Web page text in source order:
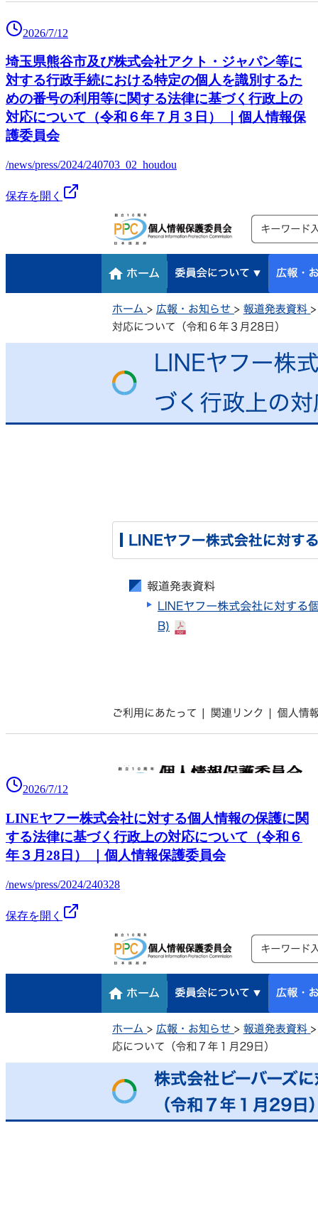
2026/7/12
埼玉県熊谷市及び株式会社アクト・ジャパン等に
対する行政手続における特定の個人を識別するた
めの番号の利用等に関する法律に基づく行政上の
対応について（令和６年７月３日） ｜個人情報保
護委員会
/news/press/2024/240703_02_houdou
保存を開く
2026/7/12
LINEヤフー株式会社に対する個人情報の保護に関
する法律に基づく行政上の対応について（令和６
年３月28日） ｜個人情報保護委員会
/news/press/2024/240328
保存を開く